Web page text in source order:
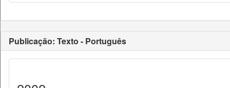
Publicação: Texto - Português